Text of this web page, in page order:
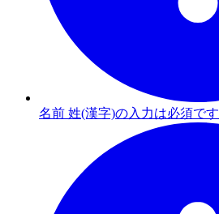
名前 姓(漢字)の入力は必須です